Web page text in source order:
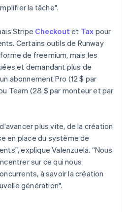
la tâche".
Stripe Checkout et Tax pour
Certains outils de Runway
de freemium, mais les
et demandant plus de
abonnement Pro (12 $ par
Team (28 $ par monteur et par
plus vite, de la création
en place du système de
explique Valenzuela. “Nous
sur ce qui nous
à savoir la création
génération".